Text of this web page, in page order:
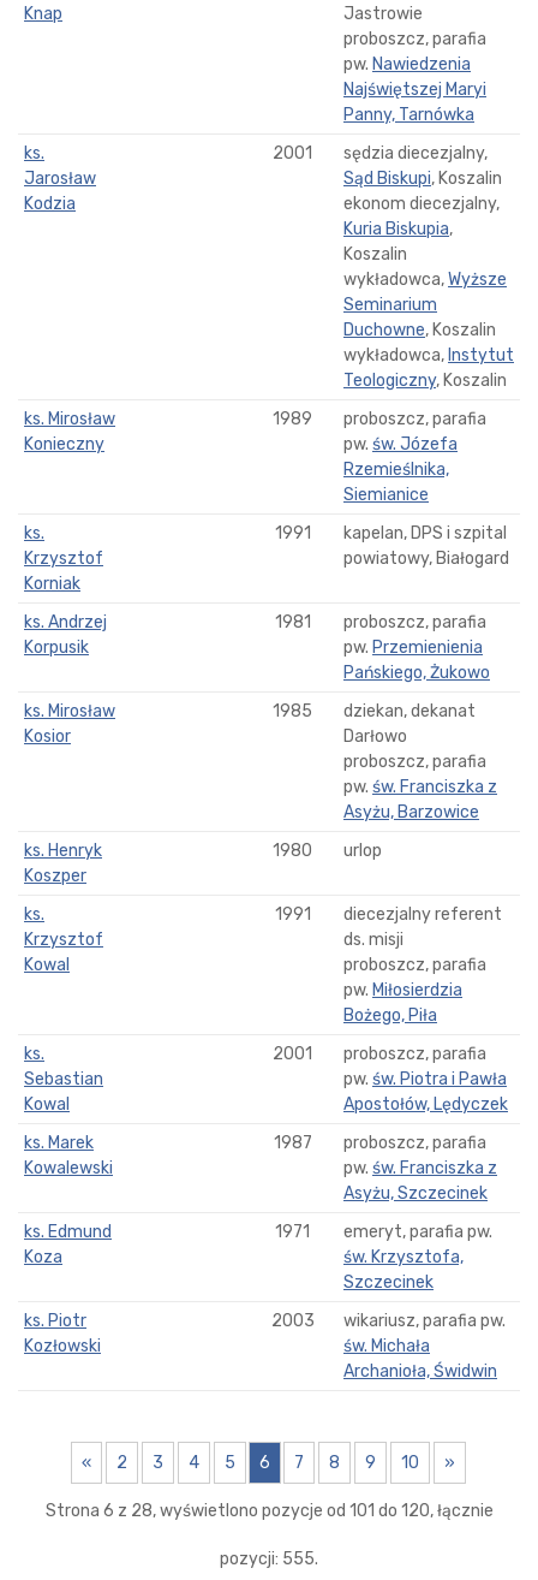
Knap
Jastrowie
proboszcz, parafia
pw. Nawiedzenia
Najświętszej Maryi
Panny, Tarnówka
ks.
Jarosław
Kodzia
2001
sędzia diecezjalny,
Sąd Biskupi, Koszalin
ekonom diecezjalny,
Kuria Biskupia,
Koszalin
wykładowca,Wyższe
Seminarium
Duchowne, Koszalin
wykładowca, Instytut
Teologiczny, Koszalin
ks. Mirosław
Konieczny
1989
proboszcz, parafia
pw. św. Józefa
Rzemieślnika,
Siemianice
ks.
Krzysztof
Korniak
1991
kapelan, DPS i szpital
powiatowy, Białogard
ks. Andrzej
Korpusik
1981
proboszcz, parafia
pw. Przemienienia
Pańskiego, Żukowo
ks. Mirosław
Kosior
1985
dziekan, dekanat
Darłowo
proboszcz, parafia
pw. św. Franciszka z
Asyżu, Barzowice
ks. Henryk
Koszper
1980 urlop
ks.
Krzysztof
Kowal
1991
diecezjalny referent
ds. misji
proboszcz, parafia
pw. Miłosierdzia
Bożego, Piła
ks.
Sebastian
Kowal
2001
proboszcz, parafia
pw. św. Piotra i Pawła
Apostołów, Lędyczek
ks. Marek
Kowalewski
1987
proboszcz, parafia
pw. św. Franciszka z
Asyżu, Szczecinek
ks. Edmund
Koza
1971
emeryt, parafia pw.
św. Krzysztofa,
Szczecinek
ks. Piotr
Kozłowski
2003
wikariusz, parafia pw.
św. Michała
Archanioła, Świdwin
« 2 3 4 5 6 7 8 9 10 »
Strona 6 z 28, wyświetlono pozycje od 101 do 120, łącznie
pozycji: 555.